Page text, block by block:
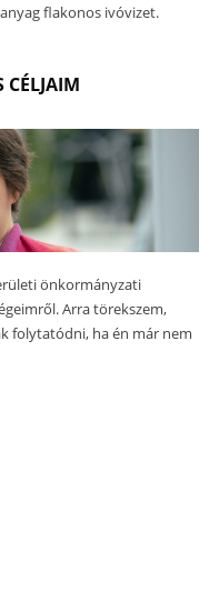
flakonos ivóvizet.
CÉLJAIM
önkormányzati
Arra törekszem,
folytatódni, ha én már nem